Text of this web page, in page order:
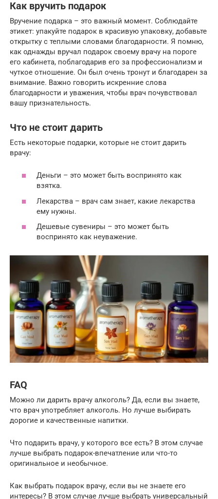
Как вручить подарок
Вручение подарка – это важный момент. Соблюдайте
этикет: упакуйте подарок в красивую упаковку, добавьте
открытку с теплыми словами благодарности. Я помню,
как однажды вручал подарок своему врачу на пороге
его кабинета, поблагодарив его за профессионализм и
чуткое отношение. Он был очень тронут и благодарен за
внимание. Важно говорить искренние слова
благодарности и уважения, чтобы врач почувствовал
вашу признательность.
Что не стоит дарить
Есть некоторые подарки, которые не стоит дарить
врачу:
Деньги – это может быть воспринято как
взятка.
Лекарства – врач сам знает, какие лекарства
ему нужны.
Дешевые сувениры – это может быть
воспринято как неуважение.
FAQ
Можно ли дарить врачу алкоголь? Да, если вы знаете,
что врач употребляет алкоголь. Но лучше выбирать
дорогие и качественные напитки.
Что подарить врачу, у которого все есть? В этом случае
лучше выбрать подарок-впечатление или что-то
оригинальное и необычное.
Как выбрать подарок врачу, если вы не знаете его
интересы? В этом случае лучше выбрать универсальный